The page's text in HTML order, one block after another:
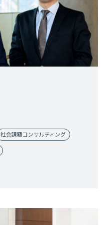
社会課題コンサルティング